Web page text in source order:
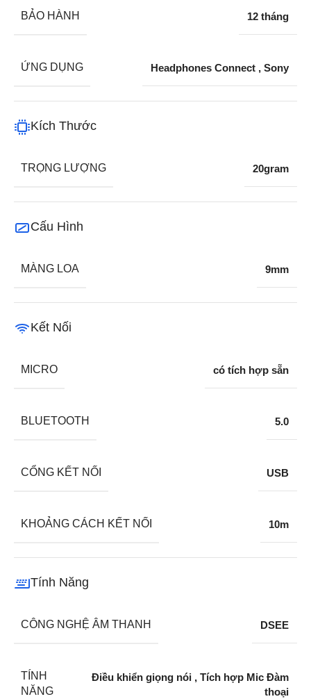
BẢO HÀNH 12 tháng
ỨNG DỤNG Headphones Connect , Sony
Kích Thước
TRỌNG LƯỢNG 20gram
Cấu Hình
MÀNG LOA 9mm
Kết Nối
MICRO có tích hợp sẵn
BLUETOOTH 5.0
CỔNG KẾT NỐI USB
KHOẢNG CÁCH KẾT NỐI 10m
Tính Năng
CÔNG NGHỆ ÂM THANH DSEE
TÍNH
NĂNG
Điều khiển giọng nói , Tích hợp Mic Đàm
thoại